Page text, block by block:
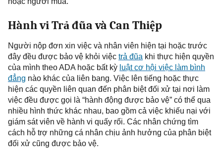
Hành vi Trả đũa và Can Thiệp
Người nộp đơn xin việc và nhân viên hiện tại hoặc trước
đây đều được bảo vệ khỏi việc trả đũa khi thực hiện quyền
của mình theo ADA hoặc bất kỳ luật cơ hội việc làm bình
đẳng nào khác của liên bang. Việc lên tiếng hoặc thực
hiện các quyền liên quan đến phân biệt đối xử tại nơi làm
việc đều được gọi là “hành động được bảo vệ” có thể qua
nhiều hình thức khác nhau, bao gồm cả việc khiếu nại với
giám sát viên về hành vi quấy rối. Các nhân chứng tìm
cách hỗ trợ những cá nhân chịu ảnh hưởng của phân biệt
đối xử cũng được bảo vệ.